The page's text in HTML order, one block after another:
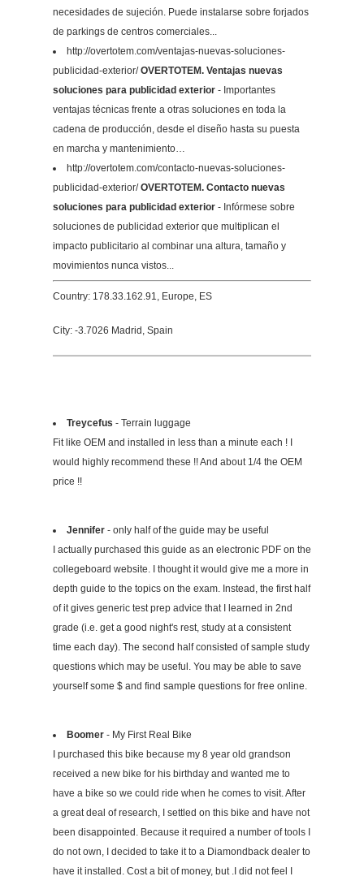
necesidades de sujeción. Puede instalarse sobre forjados
de parkings de centros comerciales...
http://overtotem.com/ventajas-nuevas-soluciones-
publicidad-exterior/OVERTOTEM. Ventajas nuevas
soluciones para publicidad exterior - Importantes
ventajas técnicas frente a otras soluciones en toda la
cadena de producción, desde el diseño hasta su puesta
en marcha y mantenimiento…
http://overtotem.com/contacto-nuevas-soluciones-
publicidad-exterior/OVERTOTEM. Contacto nuevas
soluciones para publicidad exterior - Infórmese sobre
soluciones de publicidad exterior que multiplican el
impacto publicitario al combinar una altura, tamaño y
movimientos nunca vistos...
Country: 178.33.162.91, Europe, ES
City: -3.7026 Madrid, Spain
Treycefus - Terrain luggage
Fit like OEM and installed in less than a minute each ! I
would highly recommend these !! And about 1/4 the OEM
price !!
Jennifer - only half of the guide may be useful
I actually purchased this guide as an electronic PDF on the
collegeboard website. I thought it would give me a more in
depth guide to the topics on the exam. Instead, the first half
of it gives generic test prep advice that I learned in 2nd
grade (i.e. get a good night's rest, study at a consistent
time each day). The second half consisted of sample study
questions which may be useful. You may be able to save
yourself some $ and find sample questions for free online.
Boomer - My First Real Bike
I purchased this bike because my 8 year old grandson
received a new bike for his birthday and wanted me to
have a bike so we could ride when he comes to visit. After
a great deal of research, I settled on this bike and have not
been disappointed. Because it required a number of tools I
do not own, I decided to take it to a Diamondback dealer to
have it installed. Cost a bit of money, but .I did not feel I